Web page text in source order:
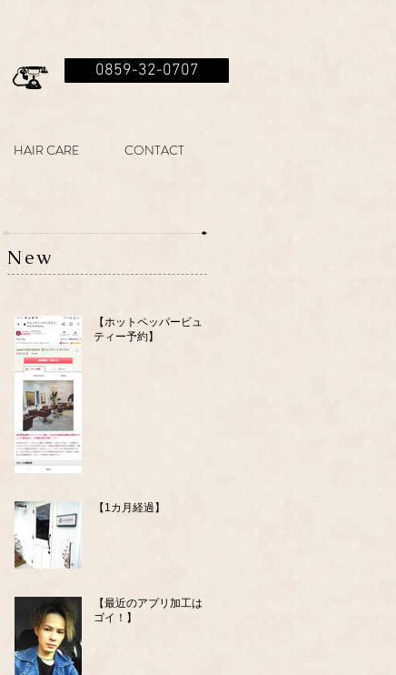
0859-32-0707
HAIR CARE CONTACT
New
【ホットペッパービュー
ティー予約】
【1カ月経過】
【最近のアプリ加工はス
ゴイ！】